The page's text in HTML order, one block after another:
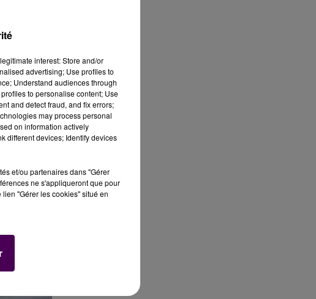
suivie
de
six
interest: Store and/or
advertising; Use profiles to
Understand audiences through
to personalise content; Use
and detect fraud, and fix errors;
may process personal
on information actively
different devices; Identify devices
et/ou partenaires dans "Gérer
ne s'appliqueront que pour
"Gérer les cookies" situé en